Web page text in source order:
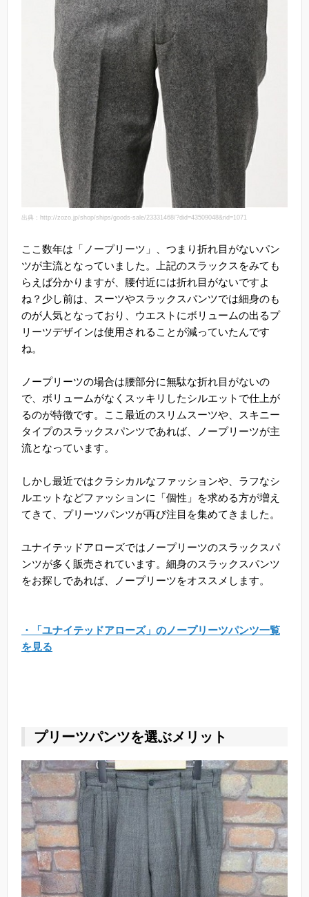
出典：http://zozo.jp/shop/ships/goods-sale/23331468/?did=43509048&rid=1071
ここ数年は「ノープリーツ」、つまり折れ目がないパン
ツが主流となっていました。上記のスラックスをみても
らえば分かりますが、腰付近には折れ目がないですよ
ね？少し前は、スーツやスラックスパンツでは細身のも
のが人気となっており、ウエストにボリュームの出るプ
リーツデザインは使用されることが減っていたんです
ね。
ノープリーツの場合は腰部分に無駄な折れ目がないの
で、ボリュームがなくスッキリしたシルエットで仕上が
るのが特徴です。ここ最近のスリムスーツや、スキニー
タイプのスラックスパンツであれば、ノープリーツが主
流となっています。
しかし最近ではクラシカルなファッションや、ラフなシ
ルエットなどファッションに「個性」を求める方が増え
てきて、プリーツパンツが再び注目を集めてきました。
ユナイテッドアローズではノープリーツのスラックスパ
ンツが多く販売されています。細身のスラックスパンツ
をお探しであれば、ノープリーツをオススメします。
・「ユナイテッドアローズ」のノープリーツパンツ一覧
を見る
プリーツパンツを選ぶメリット